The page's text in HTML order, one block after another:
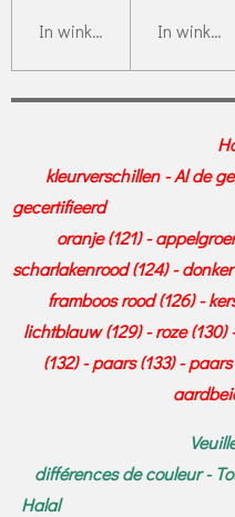
In winkelwagen In
kleurverschillen - Al de
gecertifieerd
oranje (121) -
scharlakenrood
framboos rood (126) -
lichtblauw (129) - roze
(132) - paars (133) -
différences de couleur -
Halal